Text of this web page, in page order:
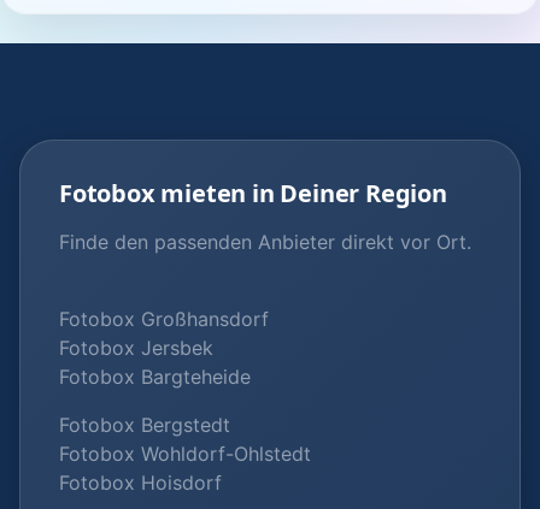
Fotobox mieten in Deiner Region
Finde den passenden Anbieter direkt vor Ort.
Fotobox Großhansdorf
Fotobox Jersbek
Fotobox Bargteheide
Fotobox Bergstedt
Fotobox Wohldorf-Ohlstedt
Fotobox Hoisdorf